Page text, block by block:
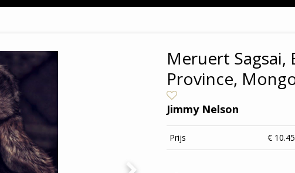
Meruert Sagsai,
Province,
Jimmy Nelson
Prijs €